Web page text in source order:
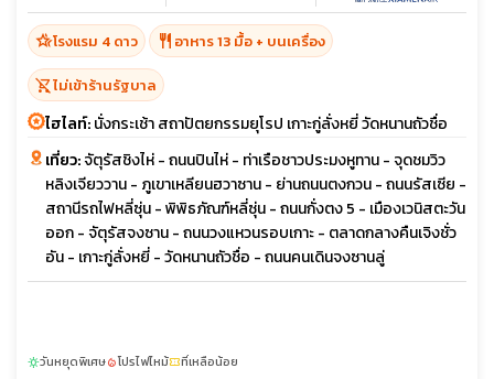
hotel_classโรงแรม 4 ดาว restaurant อาหาร 13 มื้อ + บนเครื่อง
shopping_cart_offไม่เข้าร้านรัฐบาล
ไฮไลท์:นั่งกระเช้า สถาปัตยกรรมยุโรป เกาะกู่ลั่งหยี่ วัดหนานถัวชื่อ
เที่ยว:จัตุรัสชิงไห่ - ถนนปินไห่ - ท่าเรือชาวประมงหูทาน - จุดชมวิว
หลิงเจียววาน - ภูเขาเหลียนฮวาซาน - ย่านถนนตงกวน - ถนนรัสเซีย -
สถานีรถไฟหลี่ซุ่น - พิพิธภัณฑ์หลี่ซุ่น - ถนนกั่งตง 5 - เมืองเวนิสตะวัน
ออก - จัตุรัสจงซาน - ถนนวงแหวนรอบเกาะ - ตลาดกลางคืนเจิงชั่ว
อัน - เกาะกู่ลั่งหยี่ - วัดหนานถัวชื่อ - ถนนคนเดินจงซานลู่
sunnyวันหยุดพิเศษlocal_fire_departmentโปรไฟไหม้confirmation_numberที่เหลือน้อย